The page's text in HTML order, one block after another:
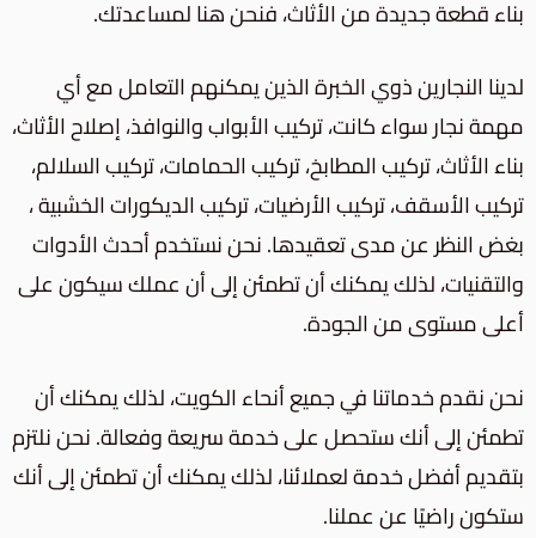
بناء قطعة جديدة من الأثاث، فنحن هنا لمساعدتك.
لدينا النجارين ذوي الخبرة الذين يمكنهم التعامل مع أي
مهمة نجار سواء كانت، تركيب الأبواب والنوافذ، إصلاح الأثاث،
بناء الأثاث، تركيب المطابخ، تركيب الحمامات، تركيب السلالم،
تركيب الأسقف، تركيب الأرضيات، تركيب الديكورات الخشبية ،
بغض النظر عن مدى تعقيدها. نحن نستخدم أحدث الأدوات
والتقنيات، لذلك يمكنك أن تطمئن إلى أن عملك سيكون على
أعلى مستوى من الجودة.
نحن نقدم خدماتنا في جميع أنحاء الكويت، لذلك يمكنك أن
تطمئن إلى أنك ستحصل على خدمة سريعة وفعالة. نحن نلتزم
بتقديم أفضل خدمة لعملائنا، لذلك يمكنك أن تطمئن إلى أنك
ستكون راضيًا عن عملنا.